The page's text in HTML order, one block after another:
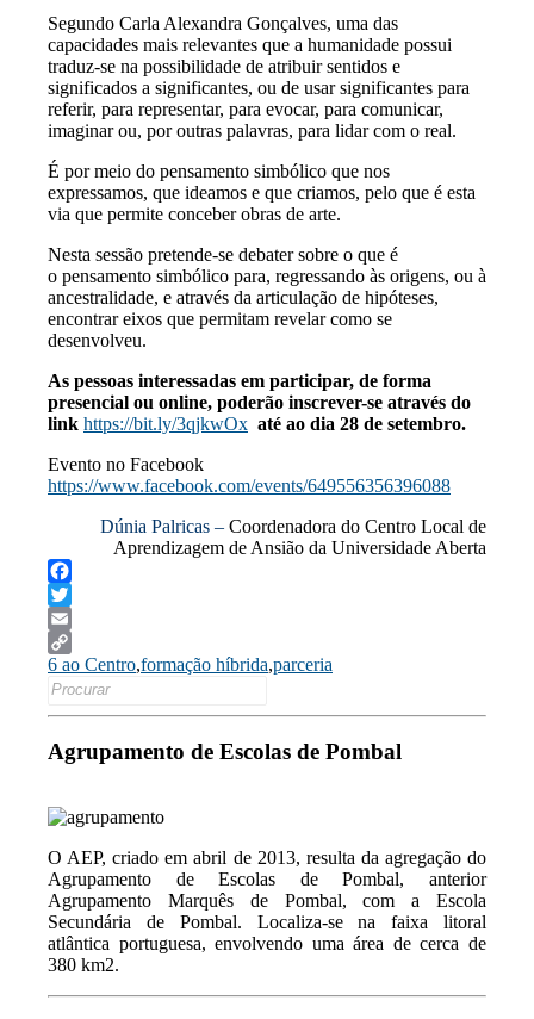
Segundo Carla Alexandra Gonçalves, uma das
capacidades mais relevantes que a humanidade possui
traduz-se na possibilidade de atribuir sentidos e
significados a significantes, ou de usar significantes para
referir, para representar, para evocar, para comunicar,
imaginar ou, por outras palavras, para lidar com o real.
É por meio do pensamento simbólico que nos
expressamos, que ideamos e que criamos, pelo que é esta
via que permite conceber obras de arte.
Nesta sessão pretende-se debater sobre o que é
o pensamento simbólico para, regressando às origens, ou à
ancestralidade, e através da articulação de hipóteses,
encontrar eixos que permitam revelar como se
desenvolveu.
As pessoas interessadas em participar, de forma
presencial ou online, poderão inscrever-se através do
link https://bit.ly/3qjkwOx até ao dia 28 de setembro.
Evento no Facebook
https://www.facebook.com/events/649556356396088
Dúnia Palricas – Coordenadora do Centro Local de
Aprendizagem de Ansião da Universidade Aberta
Facebook
Twitter
Email
Copy
Link
6 ao Centro,formação híbrida,parceria
Search
Agrupamento de Escolas de Pombal
O AEP, criado em abril de 2013, resulta da agregação do
Agrupamento de Escolas de Pombal, anterior
Agrupamento Marquês de Pombal, com a Escola
Secundária de Pombal. Localiza-se na faixa litoral
atlântica portuguesa, envolvendo uma área de cerca de
380 km2.